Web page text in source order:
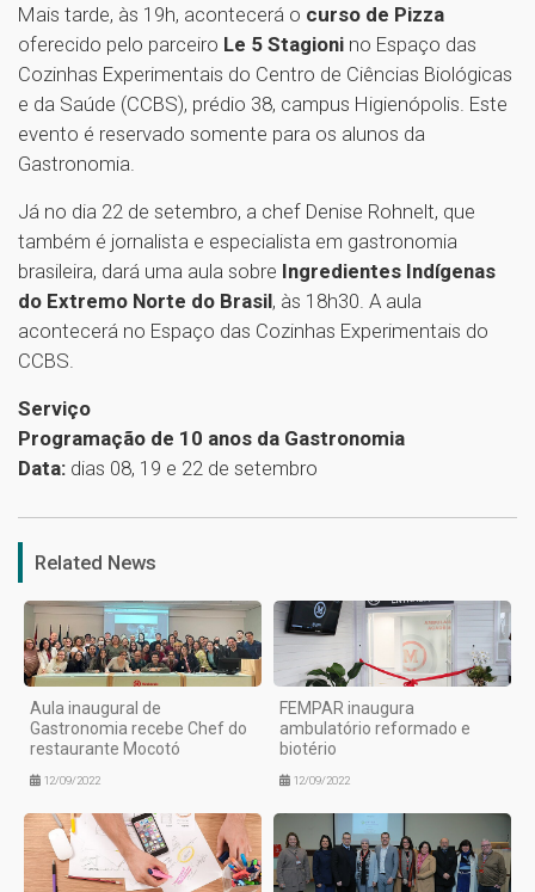
Mais tarde, às 19h, acontecerá o curso de Pizza
oferecido pelo parceiro Le 5 Stagioni no Espaço das
Cozinhas Experimentais do Centro de Ciências Biológicas
e da Saúde (CCBS), prédio 38, campus Higienópolis. Este
evento é reservado somente para os alunos da
Gastronomia.
Já no dia 22 de setembro, a chef Denise Rohnelt, que
também é jornalista e especialista em gastronomia
brasileira, dará uma aula sobre Ingredientes Indígenas
do Extremo Norte do Brasil, às 18h30. A aula
acontecerá no Espaço das Cozinhas Experimentais do
CCBS.
Serviço
Programação de 10 anos da Gastronomia
Data: dias 08, 19 e 22 de setembro
1
Related News
Aula inaugural de
Gastronomia recebe Chef do
restaurante Mocotó
12/09/2022
FEMPAR inaugura
ambulatório reformado e
biotério
12/09/2022